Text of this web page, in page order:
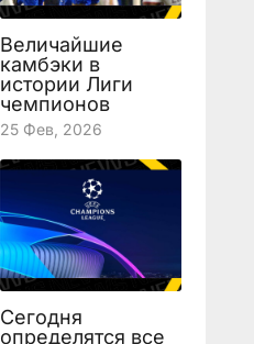
Величайшие
камбэки в
истории Лиги
чемпионов
25 Фев, 2026
Сегодня
определятся все